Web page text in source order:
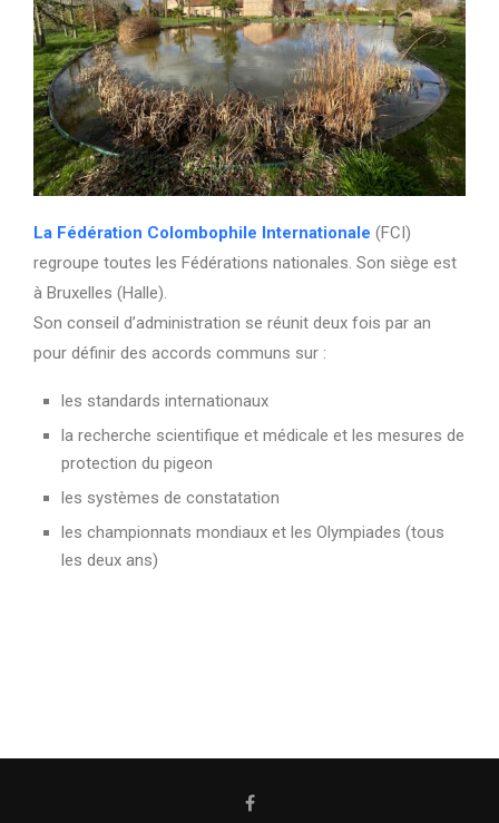
La Fédération Colombophile Internationale (FCI)
regroupe toutes les Fédérations nationales. Son siège est
à Bruxelles (Halle).
Son conseil d’administration se réunit deux fois par an
pour définir des accords communs sur :
les standards internationaux
la recherche scientifique et médicale et les mesures de
protection du pigeon
les systèmes de constatation
les championnats mondiaux et les Olympiades (tous
les deux ans)